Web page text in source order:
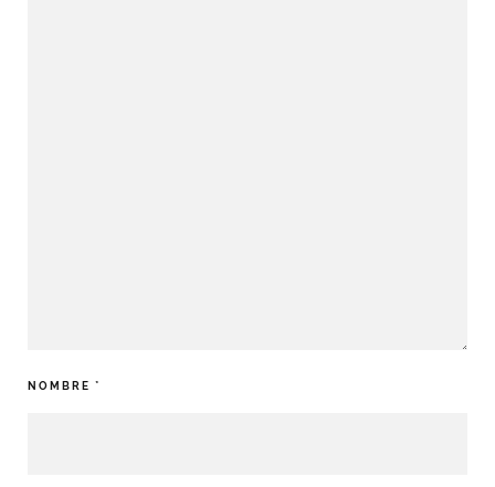
NOMBRE *